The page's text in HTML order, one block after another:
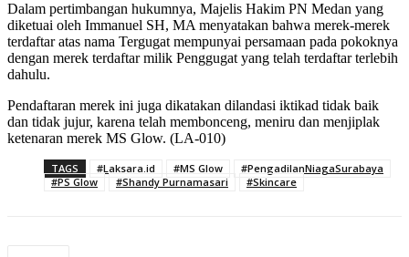
Dalam pertimbangan hukumnya, Majelis Hakim PN Medan yang
diketuai oleh Immanuel SH, MA menyatakan bahwa merek-merek
terdaftar atas nama Tergugat mempunyai persamaan pada pokoknya
dengan merek terdaftar milik Penggugat yang telah terdaftar terlebih
dahulu.
Pendaftaran merek ini juga dikatakan dilandasi iktikad tidak baik
dan tidak jujur, karena telah membonceng, meniru dan menjiplak
ketenaran merek MS Glow. (LA-010)
TAGS #Laksara.id #MS Glow
#PengadilanNiagaSurabaya
#PS Glow
#Shandy Purnamasari #Skincare